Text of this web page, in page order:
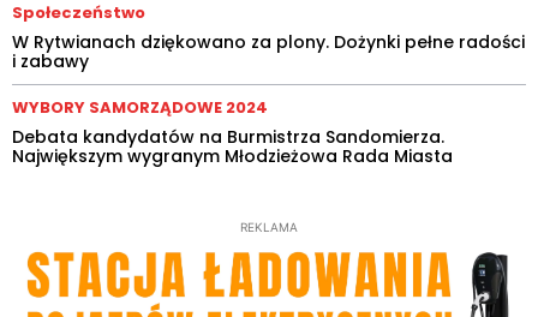
Społeczeństwo
W Rytwianach dziękowano za plony. Dożynki pełne radości
i zabawy
WYBORY SAMORZĄDOWE 2024
Debata kandydatów na Burmistrza Sandomierza.
Największym wygranym Młodzieżowa Rada Miasta
REKLAMA